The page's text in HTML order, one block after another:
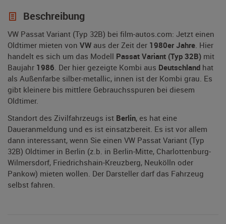
Beschreibung
VW Passat Variant (Typ 32B) bei film-autos.com: Jetzt einen
Oldtimer mieten von VW aus der Zeit der 1980er Jahre. Hier
handelt es sich um das Modell Passat Variant (Typ 32B) mit
Baujahr 1986. Der hier gezeigte Kombi aus Deutschland hat
als Außenfarbe silber-metallic, innen ist der Kombi grau. Es
gibt kleinere bis mittlere Gebrauchsspuren bei diesem
Oldtimer.
Standort des Zivilfahrzeugs ist Berlin, es hat eine
Daueranmeldung und es ist einsatzbereit. Es ist vor allem
dann interessant, wenn Sie einen VW Passat Variant (Typ
32B) Oldtimer in Berlin (z.b. in Berlin-Mitte, Charlottenburg-
Wilmersdorf, Friedrichshain-Kreuzberg, Neukölln oder
Pankow) mieten wollen. Der Darsteller darf das Fahrzeug
selbst fahren.